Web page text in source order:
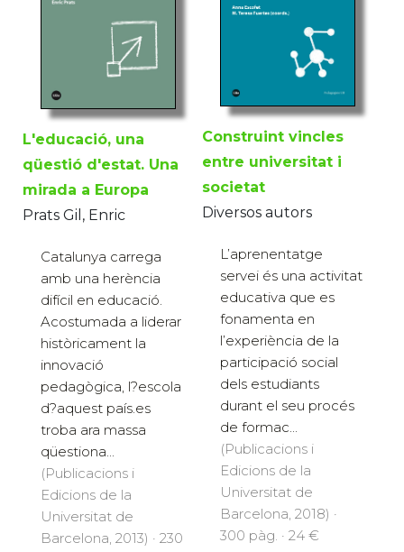
L'educació, una
qüestió d'estat. Una
mirada a Europa
Prats Gil, Enric
Catalunya carrega
amb una herència
difícil en educació.
Acostumada a liderar
històricament la
innovació
pedagògica, l?escola
d?aquest país.es
troba ara massa
qüestiona...
(Publicacions i
Edicions de la
Universitat de
Barcelona, 2013) · 230
Construint vincles
entre universitat i
societat
Diversos autors
L’aprenentatge
servei és una activitat
educativa que es
fonamenta en
l’experiència de la
participació social
dels estudiants
durant el seu procés
de formac...
(Publicacions i
Edicions de la
Universitat de
Barcelona, 2018) ·
300 pàg. · 24 €